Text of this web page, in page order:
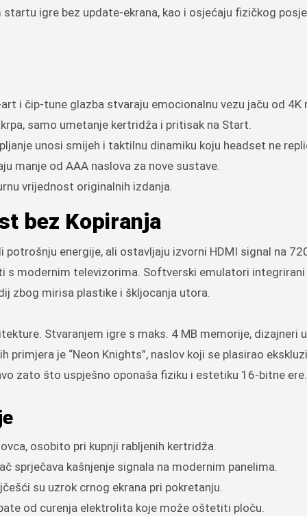
igre bez update-ekrana, kao i osjećaju fizičkog
i čip-tune glazba stvaraju emocionalnu vezu jaču od 4K
samo umetanje kertridža i pritisak na Start.
unosi smijeh i taktilnu dinamiku koju headset ne
manje od AAA naslova za nove sustave.
vrijednost originalnih izdanja.
bez Kopiranja
energije, ali ostavljaju izvorni HDMI signal na
modernim televizorima. Softverski emulatori integrirani
zbog mirisa plastike i škljocanja utora.
Stvaranjem igre s maks. 4 MB memorije, dizajneri
je “Neon Knights”, naslov koji se plasirao
zato što uspješno oponaša fiziku i estetiku 16-bitne ere.
osobito pri kupnji rabljenih kertridža.
sprječava kašnjenje signala na modernim panelima.
su uzrok crnog ekrana pri pokretanju.
od curenja elektrolita koje može oštetiti ploču.